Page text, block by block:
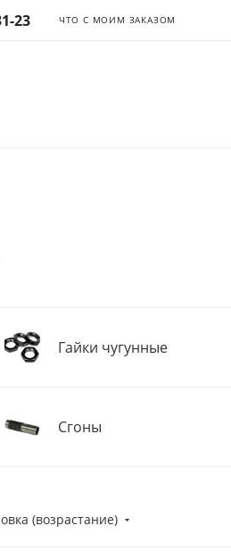
23 ЧТО С МОИМ ЗАКАЗОМ
Гайки чугунные
Сгоны
(возрастание)